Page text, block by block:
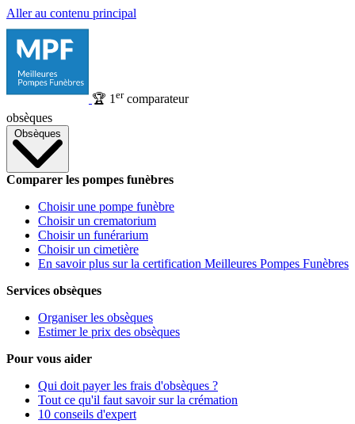
Aller au contenu principal
🏆 1 ercomparateur
obsèques
Obsèques
Comparer les pompes funèbres
Choisir une pompe funèbre
Choisir un crematorium
Choisir un funérarium
Choisir un cimetière
En savoir plus sur la certification Meilleures Pompes Funèbres
Services obsèques
Organiser les obsèques
Estimer le prix des obsèques
Pour vous aider
Qui doit payer les frais d'obsèques ?
Tout ce qu'il faut savoir sur la crémation
10 conseils d'expert